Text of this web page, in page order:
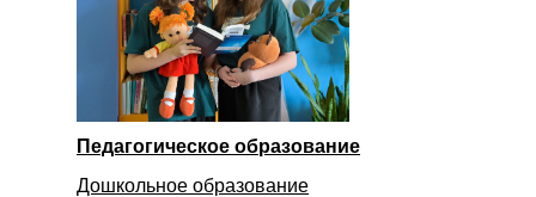
Педагогическое образование
Дошкольное образование